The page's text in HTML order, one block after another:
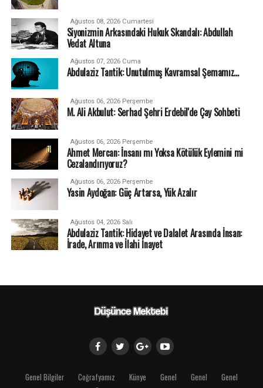
Ağustos 08, 2026 Cumartesi
Siyonizmin Arkasındaki Hukuk Skandalı: Abdullah
Vedat Altuna
Ağustos 07, 2026 Cuma
Abdulaziz Tantik: Unutulmuş Kavramsal Şemamız…
Ağustos 06, 2026 Perşembe
M. Ali Akbulut: Serhad Şehri Erdebil'de Çay Sohbeti
Ağustos 06, 2026 Perşembe
Ahmet Mercan: İnsanı mı Yoksa Kötülük Eylemini mi
Cezalandırıyoruz?
Ağustos 06, 2026 Perşembe
Yasin Aydoğan: Güç Artarsa, Yük Azalır
Ağustos 04, 2026 Salı
Abdulaziz Tantik: Hidayet ve Dalalet Arasında İnsan:
İrade, Arınma ve İlahi İnayet
Genel Bilgiler Coğrafyamız Künye Genel Genel
Genel